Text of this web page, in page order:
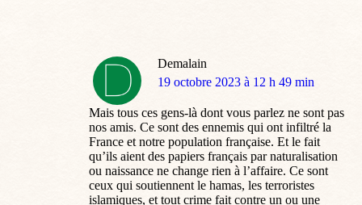
Demalain
dit
19 octobre 2023 à 12 h 49 min
Mais tous ces gens-là dont vous parlez ne sont pas
nos amis. Ce sont des ennemis qui ont infiltré la
France et notre population française. Et le fait
qu’ils aient des papiers français par naturalisation
ou naissance ne change rien à l’affaire. Ce sont
ceux qui soutiennent le hamas, les terroristes
islamiques, et tout crime fait contre un ou une